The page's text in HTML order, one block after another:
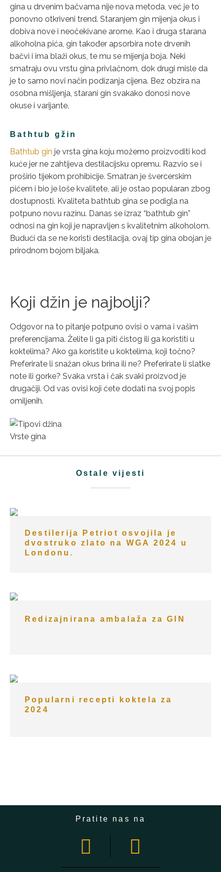
gina u drvenim bačvama nije nova metoda, već je to
ponovno otkriveni trend. Staranjem gin mijenja okus i
dobiva nove i neočekivane arome. Kao i druga starana
alkoholna pića, gin također apsorbira note drvenih
bačvi i ima blaži okus, te mu se mijenja boja. Neki
smatraju ovu vrstu gina privlačnom, dok drugi misle da
je to samo novi način podizanja cijena. Bez obzira na
osobna mišljenja, starani gin svakako donosi nove
okuse i varijante.
Bathtub gžin
Bathtub gin je vrsta gina koju možemo proizvoditi kod
kuće jer ne zahtijeva destilacijsku opremu. Razvio se i
proširio tijekom prohibicije. Smatran je švercerskim
pićem i bio je loše kvalitete, ali je ostao popularan zbog
dostupnosti. Kvaliteta bathtub gina se podigla na
potpuno novu razinu. Danas se izraz “bathtub gin”
odnosi na gin koji je napravljen s kvalitetnim alkoholom.
Budući da se ne koristi destilacija, ovaj tip gina obojan je
prirodnom bojom biljaka.
Koji džin je najbolji?
Odgovor na to pitanje potpuno ovisi o vama i vašim
preferencijama. Želite li ga piti čistog ili ga koristiti u
koktelima? Ako ga koristite u koktelima, koji točno?
Preferirate li snažan okus brina ili ne? Preferirate li slatke
note ili gorke? Svaka vrsta i čak svaki proizvod je
drugačiji. Od vas ovisi koji ćete dodati na svoj popis
omiljenih.
Vrste gina
Ostale vijesti
Destilerija Petriot osvojila je
dvostruko zlato na WGA 2024 u
Londonu.
Redizajnirana ambalaža za GIN
Popularni recepti koktela za
2024
Pratite nas na